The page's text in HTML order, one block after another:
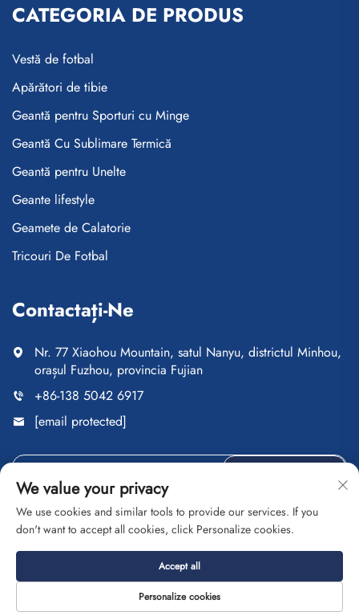
CATEGORIA DE PRODUS
Vestă de fotbal
Apărători de tibie
Geantă pentru Sporturi cu Minge
Geantă Cu Sublimare Termică
Geantă pentru Unelte
Geante lifestyle
Geamete de Calatorie
Tricouri De Fotbal
Contactați-Ne
Nr. 77 Xiaohou Mountain, satul Nanyu, districtul Minhou,
orașul Fuzhou, provincia Fujian
+86-138 5042 6917
[email protected]
Copyright © Fuzhou Saipulang Trading Co., Ltd. Toate
Politica de confidențialitate
Contact Serviciu
We value your privacy
We use cookies and similar tools to provide our services. If you
don't want to accept all cookies, click Personalize cookies.
Personalize cookies
Accept all